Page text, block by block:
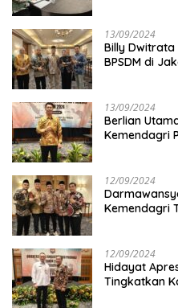
13/09/2024
Billy Dwitrata
BPSDM di
13/09/2024
Berlian
Kemendagri
12/09/2024
Kemendagri
12/09/2024
Hidayat
Tingkatkan